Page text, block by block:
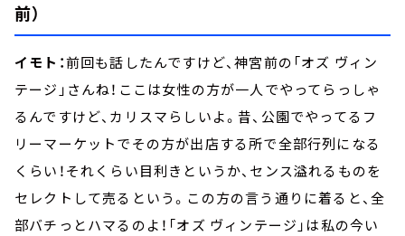
前）
イモト：前回も話したんですけど、神宮前の「オズ ヴィン
テージ」さんね！ここは女性の方が一人でやってらっしゃ
るんですけど、カリスマらしいよ。昔、公園でやってるフ
リーマーケットでその方が出店する所で全部行列になる
くらい！それくらい目利きというか、センス溢れるものを
セレクトして売るという。この方の言う通りに着ると、全
部バチっとハマるのよ！「オズ ヴィンテージ」は私の今い